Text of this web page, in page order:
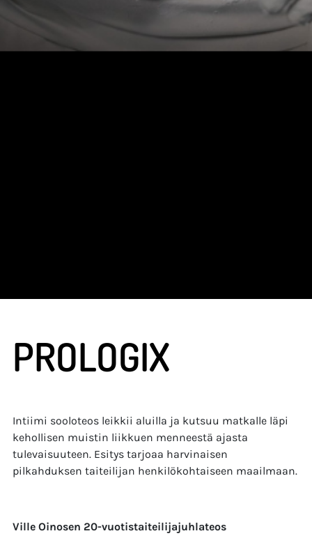
PROLOGIX
Intiimi sooloteos leikkii aluilla ja kutsuu matkalle läpi
kehollisen muistin liikkuen menneestä ajasta
tulevaisuuteen. Esitys tarjoaa harvinaisen
pilkahduksen taiteilijan henkilökohtaiseen maailmaan.
Ville Oinosen 20-vuotistaiteilijajuhlateos